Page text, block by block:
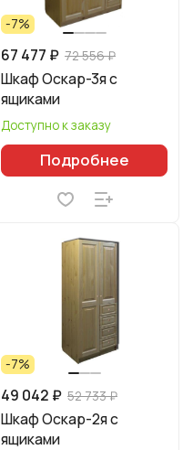
-7%
67 477 ₽ 72 556 ₽
Шкаф Оскар-3я с
ящиками
Доступно к заказу
Подробнее
-7%
49 042 ₽ 52 733 ₽
Шкаф Оскар-2я с
ящиками